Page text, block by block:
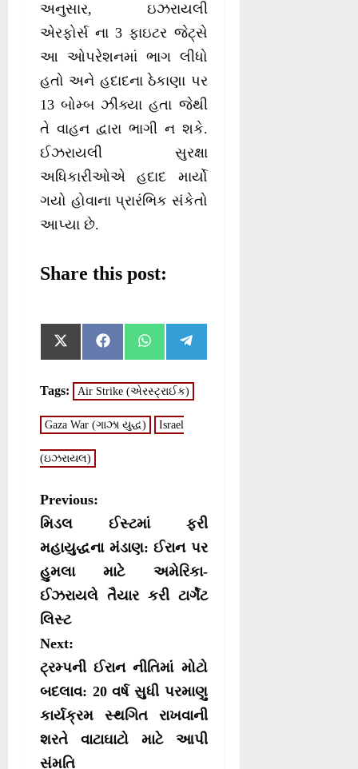
અનુસાર, ઇઝરાયલી
એરફોર્સ ના 3 ફાઇટર જેટ્સે
આ ઓપરેશનમાં ભાગ લીધો
હતો અને હદાદના ઠેકાણા પર
13 બોમ્બ ઝીંક્યા હતા જેથી
તે વાહન દ્વારા ભાગી ન શકે.
ઈઝરાયલી સુરક્ષા
અધિકારીઓએ હદાદ માર્યો
ગયો હોવાના પ્રારંભિક સંકેતો
આપ્યા છે.
Share this post:
r
e
n
w
i
t
t
r
)
r
e
n
e
b
o
o
r
e
n
t
s
A
p
Tags: Air Strike (એરસ્ટ્રાઈક)
Gaza War (ગાઝા યુદ્ધ) Israel
(ઇઝરાયલ)
P
o
s
t
n
a
v
i
g
a
t
Previous:
મિડલ ઈસ્ટમાં ફરી
મહાયુદ્ધના મંડાણ: ઈરાન પર
હુમલા માટે અમેરિકા-
ઈઝરાયલે તૈયાર કરી ટાર્ગેટ
લિસ્ટ
Next:
ટ્રમ્પની ઈરાન નીતિમાં મોટો
બદલાવ: 20 વર્ષ સુધી પરમાણુ
કાર્યક્રમ સ્થગિત રાખવાની
શરતે વાટાઘાટો માટે આપી
સંમતિ